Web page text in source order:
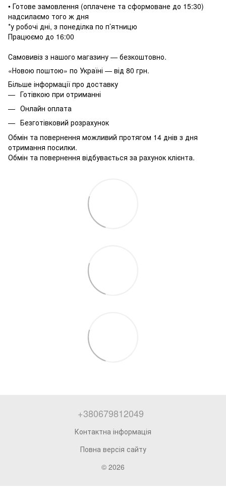
• Готове замовлення (оплачене та сформоване до 15:30)
надсилаємо того ж дня
*у робочі дні, з понеділка по п’ятницю
Працюємо до 16:00
Самовивіз з нашого магазину — безкоштовно.
«Новою поштою» по Україні — від 80 грн.
Більше інформації про доставку
Готівкою при отриманні
Онлайн оплата
Безготівковий розрахунок
Обмін та повернення можливий протягом 14 днів з дня
отримання посилки.
Обмін та повернення відбувається за рахунок клієнта.
+380679812049
Контактна інформація
Повна версія сайту
© 2026